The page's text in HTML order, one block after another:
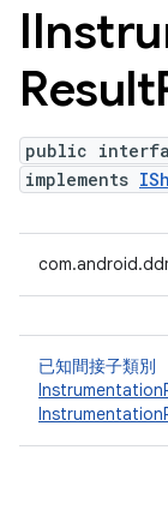
Result
public
implements
已知間接子類別